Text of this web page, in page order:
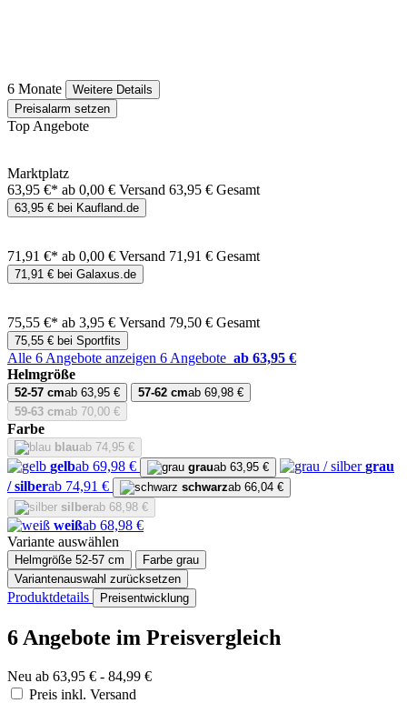
6 Monate
Weitere Details
Preisalarm setzen
Top Angebote
Marktplatz
63,95 €* ab 0,00 € Versand 63,95 € Gesamt
63,95 € bei Kaufland.de
71,91 €* ab 0,00 € Versand 71,91 € Gesamt
71,91 € bei Galaxus.de
75,55 €* ab 3,95 € Versand 79,50 € Gesamt
75,55 € bei Sportfits
Alle 6 Angebote anzeigen 6 Angebote ab 63,95 €
Helmgröße
52-57 cmab 63,95 € 57-62 cmab 69,98 €
59-63 cmab 70,00 €
Farbe
blauab 74,95 €
gelbab 69,98 € grauab 63,95 €
grau
/ silberab 74,91 € schwarzab 66,04 €
silberab 68,98 €
weißab 68,98 €
Variante auswählen
Helmgröße 52-57 cm Farbe grau
Variantenauswahl zurücksetzen
Produktdetails Preisentwicklung
6 Angebote im Preisvergleich
Neu ab 63,95 € - 84,99 €
Preis inkl. Versand